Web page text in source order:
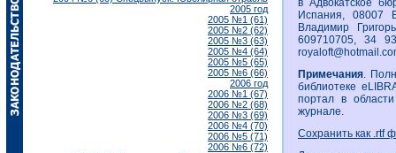
2005 год
2005 №1 (61)
2005 №2 (62)
2005 №3 (63)
2005 №4 (64)
2005 №5 (65)
2005 №6 (66)
2006 год
2006 №1 (67)
2006 №2 (68)
2006 №3 (69)
2006 №4 (70)
2006 №5 (71)
2006 №6 (72)
в Адвокатское
Испания, 08007
Владимир
609710705, 34
Примечания.
библиотеке
портал в
журнале.
Сохранить как .rtf